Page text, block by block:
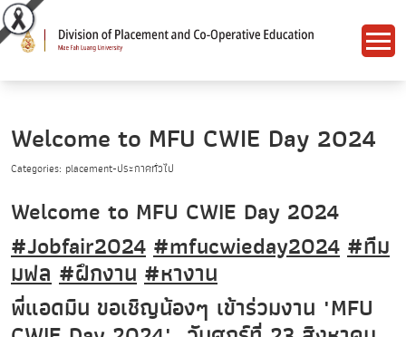
Welcome to MFU CWIE Day 2024
Categories: placement-ประกาศทั่วไป
Welcome to MFU CWIE Day 2024
#Jobfair2024 #mfucwieday2024 #ทีม
มฟล #ฝึกงาน #หางาน
พี่แอดมิน ขอเชิญน้องๆ เข้าร่วมงาน "MFU